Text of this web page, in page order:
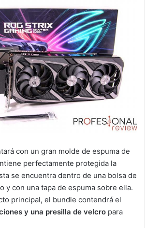
con un gran molde de espuma de
perfectamente protegida la
se encuentra dentro de una bolsa de
y con una tapa de espuma sobre ella.
principal, el bundle contendrá el
y una presilla de velcro para